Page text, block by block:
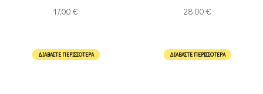
17,00 €
ΔΙΑΒΆΣΤΕ ΠΕΡΙΣΣΌΤΕΡΑ
28,00 €
ΔΙΑΒΆΣΤΕ ΠΕΡΙΣΣΌΤΕΡΑ